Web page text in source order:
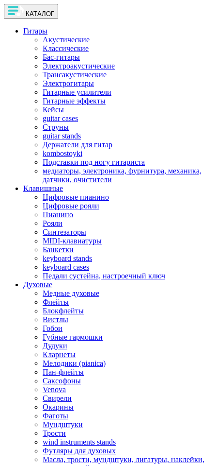
КАТАЛОГ
Гитары
Акустические
Классические
Бас-гитары
Электроакустические
Трансакустические
Электрогитары
Гитарные усилители
Гитарные эффекты
Кейсы
guitar cases
Струны
guitar stands
Держатели для гитар
kombostoyki
Подставки под ногу гитариста
медиаторы, электроника, фурнитура, механика,
датчики, очистители
Клавишные
Цифровые пианино
Цифровые рояли
Пианино
Рояли
Синтезаторы
MIDI-клавиатуры
Банкетки
keyboard stands
keyboard cases
Педали сустейна, настроечный ключ
Духовые
Медные духовые
Флейты
Блокфлейты
Вистлы
Гобои
Губные гармошки
Дудуки
Кларнеты
Мелодики (pianica)
Пан-флейты
Саксофоны
Venova
Свирели
Окарины
Фаготы
Мундштуки
Трости
wind instruments stands
Футляры для духовых
Масла, трости, мундштуки, лигатуры, наклейки,